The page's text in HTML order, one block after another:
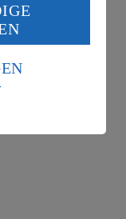
du im Sinne
dass deine
EuGH sieht
an.
US-
findest du